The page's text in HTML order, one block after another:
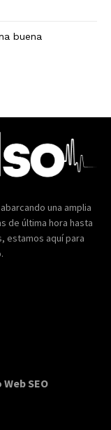
buena
una amplia
de última hora hasta
estamos aquí para
SEO20